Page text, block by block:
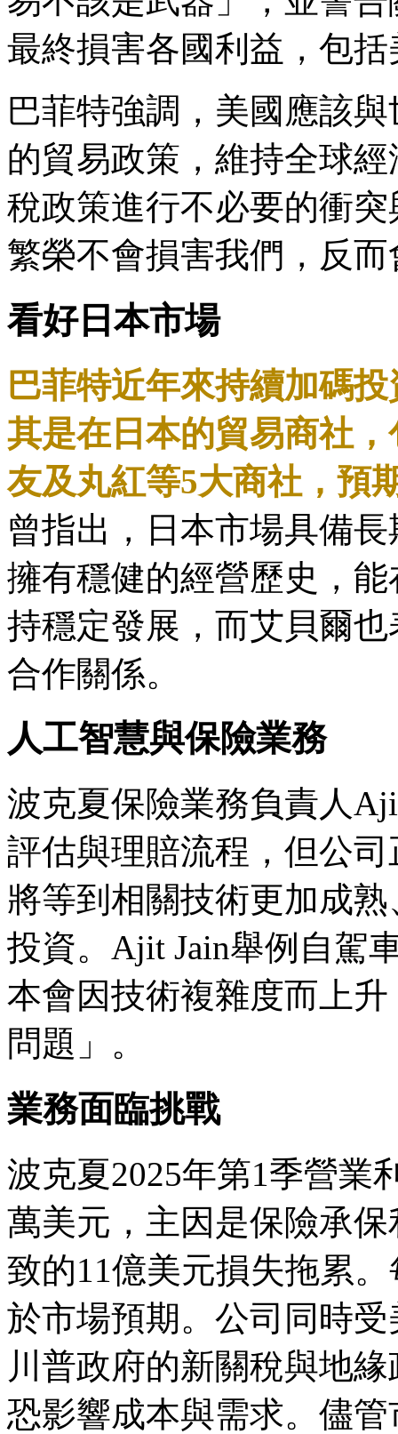
最終損害各國利益，包括
巴菲特強調，美國應該
的貿易政策，維持全球
稅政策進行不必要的衝
繁榮不會損害我們，反
看好日本市場
巴菲特近年來持續加碼
其是在日本的貿易商社
友及丸紅等5大商社，預
曾指出，日本市場具備
擁有穩健的經營歷史，
持穩定發展，而艾貝爾
合作關係。
人工智慧與保險業務
波克夏保險業務負責人
評估與理賠流程，但公
將等到相關技術更加成
投資。Ajit Jain舉例自駕
本會因技術複雜度而上
問題」。
業務面臨挑戰
波克夏2025年第1季營業
萬美元，主因是保險承
致的11億美元損失拖累
於市場預期。公司同時
川普政府的新關稅與地
恐影響成本與需求。儘